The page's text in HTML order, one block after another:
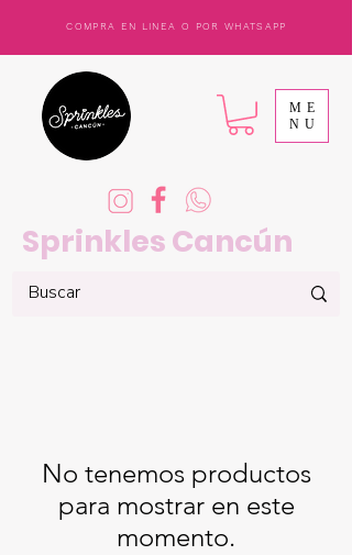
COMPRA EN LINEA O POR WHATSAPP
Sprinkles Cancún
ME
NU
No tenemos productos
para mostrar en este
momento.